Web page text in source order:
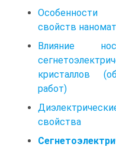
Особенности
свойств
Влияние
кристаллов
работ)
свойства